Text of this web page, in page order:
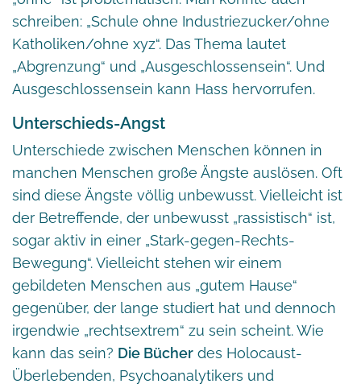
schreiben: „Schule ohne Industriezucker/ohne
Katholiken/ohne xyz“. Das Thema lautet
„Abgrenzung“ und „Ausgeschlossensein“. Und
Ausgeschlossensein kann Hass hervorrufen.
Unterschieds-Angst
Unterschiede zwischen Menschen können in
manchen Menschen große Ängste auslösen. Oft
sind diese Ängste völlig unbewusst. Vielleicht ist
der Betreffende, der unbewusst „rassistisch“ ist,
sogar aktiv in einer „Stark-gegen-Rechts-
Bewegung“. Vielleicht stehen wir einem
gebildeten Menschen aus „gutem Hause“
gegenüber, der lange studiert hat und dennoch
irgendwie „rechtsextrem“ zu sein scheint. Wie
kann das sein? Die Bücher des Holocaust-
Überlebenden, Psychoanalytikers und